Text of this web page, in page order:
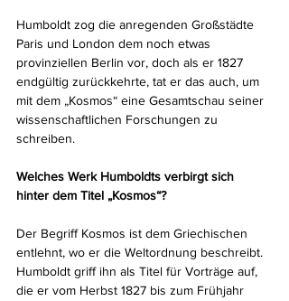
Humboldt zog die anregenden Großstädte
Paris und London dem noch etwas
provinziellen Berlin vor, doch als er 1827
endgültig zurückkehrte, tat er das auch, um
mit dem „Kosmos“ eine Gesamtschau seiner
wissenschaftlichen Forschungen zu
schreiben.
Welches Werk Humboldts verbirgt sich
hinter dem Titel „Kosmos“?
Der Begriff Kosmos ist dem Griechischen
entlehnt, wo er die Weltordnung beschreibt.
Humboldt griff ihn als Titel für Vorträge auf,
die er vom Herbst 1827 bis zum Frühjahr